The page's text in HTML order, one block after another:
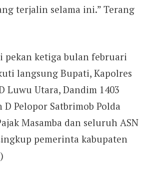
terjalin selama ini.” Terang
pekan ketiga bulan februari
langsung Bupati, Kapolres
Luwu Utara, Dandim 1403
D Pelopor Satbrimob Polda
Masamba dan seluruh ASN
pemerinta kabupaten